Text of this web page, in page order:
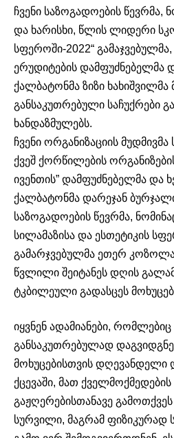
ჩვენი საზოგადოების წევრმა,
და ხარისხი, წლის ლიდერი
სფეროში-2022“
ერუდიტების დამფუძნებელმა
ქალბატონმა ზიზი
განსაკუთრებული საჩუქრები
ხანდაზმულებს.
ჩვენი ორგანიზაციის
ქვეშ ქორწილების
ივენთის” დამფუძნებელმა და
ქალბატონმა დარეჯან
საზოგადოების წევრმა,
სილამაზისა და ესთეტიკის
გამარჯვებულმა ეთერ
წვლილი შეიტანეს დღის
ტკბილეული გადასცეს
იყვნენ ადამიანები, რომლებიც
განსაკუთრებულად
მოხუცებისთვის
ქცევაში, მათ ქველმოქმედების
გაჟღერებისთანავე
სურვილი, მაგრამ ფიზიკურად